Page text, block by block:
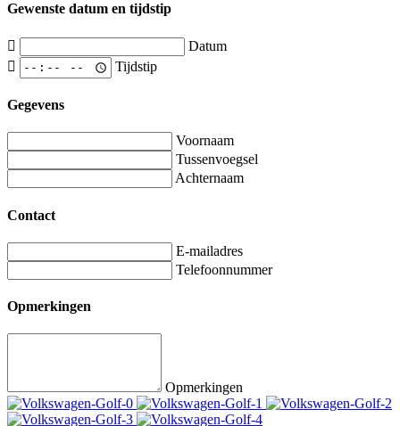
Gewenste datum en tijdstip
Datum
Tijdstip
Gegevens
Voornaam
Tussenvoegsel
Achternaam
Contact
E-mailadres
Telefoonnummer
Opmerkingen
Opmerkingen